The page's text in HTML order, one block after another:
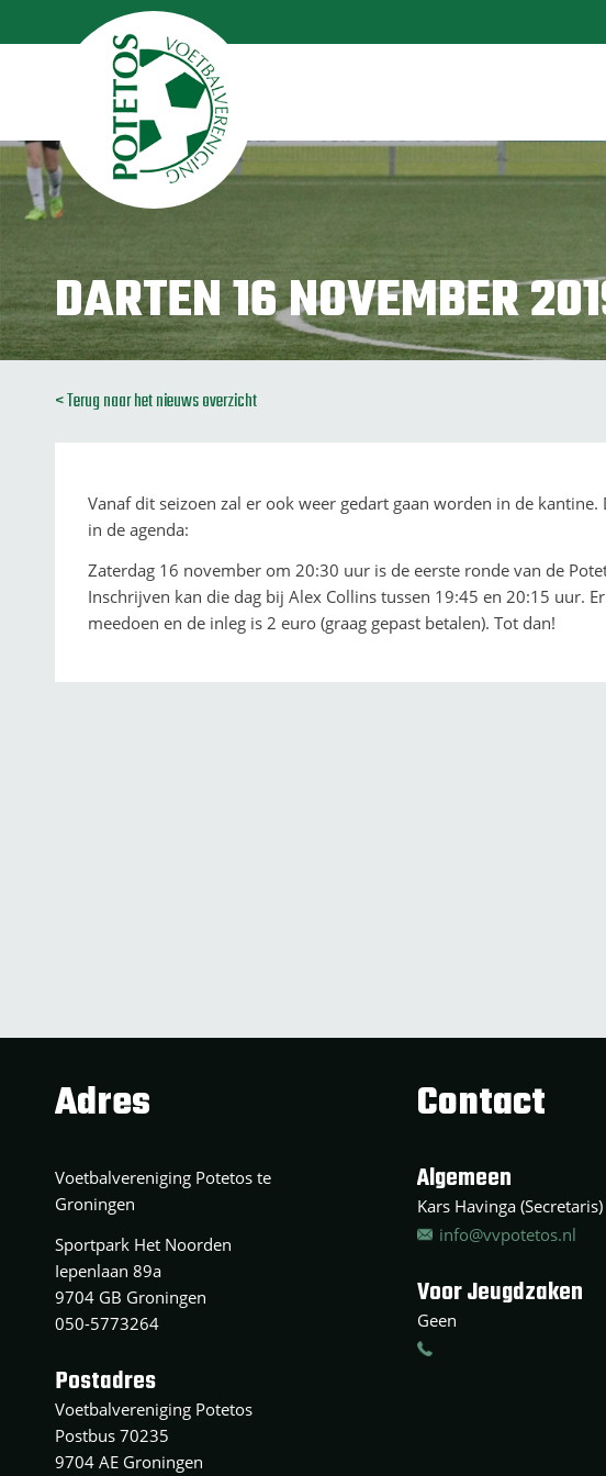
DARTEN 16 NOVEMBER
< Terug naar het nieuws overzicht
Vanaf dit seizoen zal er ook weer gedart gaan worden in de
in de agenda:
Zaterdag 16 november om 20:30 uur is de eerste ronde van de
Inschrijven kan die dag bij Alex Collins tussen 19:45 en 20:15 uur.
meedoen en de inleg is 2 euro (graag gepast betalen). Tot dan!
Adres
Voetbalvereniging Potetos te
Groningen
Sportpark Het Noorden
Iepenlaan 89a
9704 GB Groningen
050-5773264
Postadres
Voetbalvereniging Potetos
Postbus 70235
9704 AE Groningen
Contact
Algemeen
Kars Havinga (Secretaris)
info@vvpotetos.nl
Voor Jeugdzaken
Geen